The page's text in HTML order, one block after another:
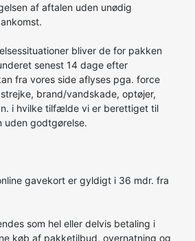
af aftalen uden unødig
bliver de for pakken
senest 14 dage efter
fra vores side aflyses pga. force
brand/vandskade, optøjer,
i hvilke tilfælde vi er berettiget til
uden godtgørelse.
gavekort er gyldigt i 36 mdr. fra
som hel eller delvis betaling i
køb af pakketilbud, overnatning og